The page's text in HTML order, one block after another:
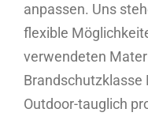
anpassen. Uns
flexible
verwendeten
Brandschutzklasse
Outdoor-tauglich